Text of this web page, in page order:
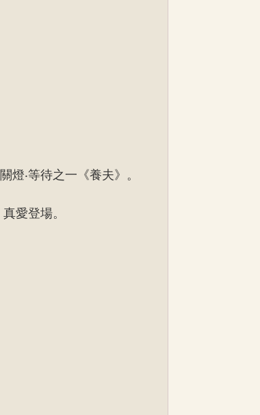
‧等待之一《養夫》。
愛登場。